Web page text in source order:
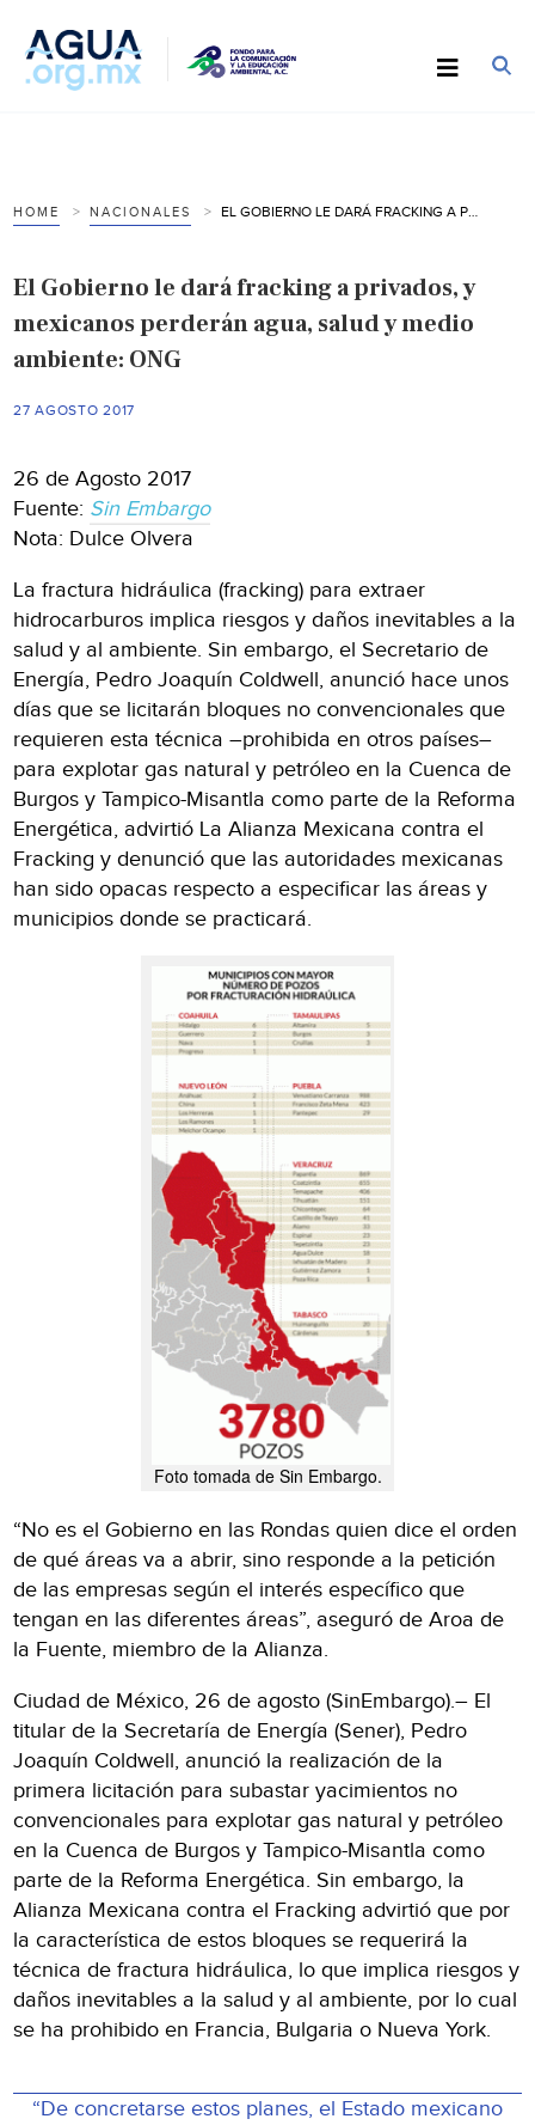
HOME NACIONALES
El Gobierno le dará fracking a privados, y
mexicanos perderán agua, salud y medio
ambiente: ONG
27 AGOSTO 2017
26 de Agosto 2017
Fuente: Sin Embargo
Nota: Dulce Olvera
La fractura hidráulica (fracking) para extraer
hidrocarburos implica riesgos y daños inevitables a la
salud y al ambiente. Sin embargo, el Secretario de
Energía, Pedro Joaquín Coldwell, anunció hace unos
días que se licitarán bloques no convencionales que
requieren esta técnica –prohibida en otros países–
para explotar gas natural y petróleo en la Cuenca de
Burgos y Tampico-Misantla como parte de la Reforma
Energética, advirtió La Alianza Mexicana contra el
Fracking y denunció que las autoridades mexicanas
han sido opacas respecto a especificar las áreas y
municipios donde se practicará.
Foto tomada de Sin Embargo.
“No es el Gobierno en las Rondas quien dice el orden
de qué áreas va a abrir, sino responde a la petición
de las empresas según el interés específico que
tengan en las diferentes áreas”, aseguró de Aroa de
la Fuente, miembro de la Alianza.
Ciudad de México, 26 de agosto (SinEmbargo).– El
titular de la Secretaría de Energía (Sener), Pedro
Joaquín Coldwell, anunció la realización de la
primera licitación para subastar yacimientos no
convencionales para explotar gas natural y petróleo
en la Cuenca de Burgos y Tampico-Misantla como
parte de la Reforma Energética. Sin embargo, la
Alianza Mexicana contra el Fracking advirtió que por
la característica de estos bloques se requerirá la
técnica de fractura hidráulica, lo que implica riesgos y
daños inevitables a la salud y al ambiente, por lo cual
se ha prohibido en Francia, Bulgaria o Nueva York.
“De concretarse estos planes, el Estado mexicano